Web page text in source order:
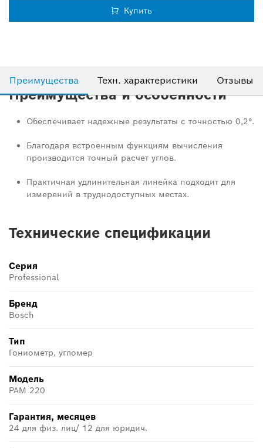
Купить
Преимущества Техн. характеристики Отзывы
Преимущества и особенности
Обеспечивает надежные результаты с точностью 0,2°.
Благодаря встроенным функциям вычисления
производится точный расчет углов.
Практичная удлинительная линейка подходит для
измерений в труднодоступных местах.
Технические спецификации
Серия
Professional
Бренд
Bosch
Тип
Гониометр, угломер
Модель
PAM 220
Гарантия, месяцев
24 для физ. лиц/ 12 для юридич.